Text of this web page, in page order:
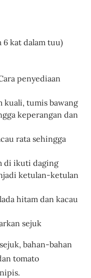
6 kat dalam tuu)
penyediaan
kuali, tumis bawang
keperangan dan
rata sehingga
di ikuti daging
ketulan-ketulan
hitam dan kacau
sejuk
bahan-bahan
tomato